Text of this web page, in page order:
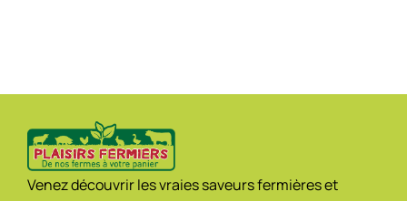
Venez découvrir les vraies saveurs fermières et